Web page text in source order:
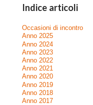
Indice articoli
Occasioni di incontro
Anno 2025
Anno 2024
Anno 2023
Anno 2022
Anno 2021
Anno 2020
Anno 2019
Anno 2018
Anno 2017